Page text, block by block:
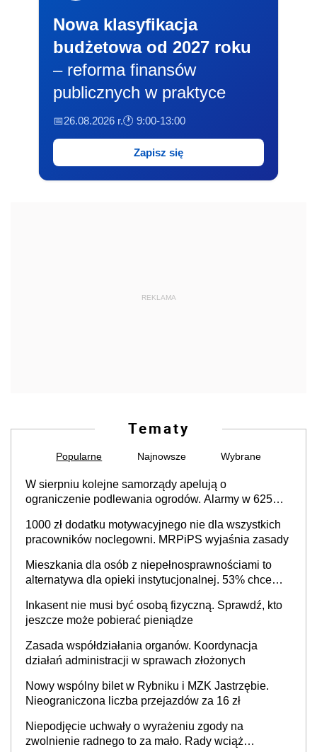
Nowa klasyfikacja
budżetowa od 2027 roku
– reforma finansów
publicznych w praktyce
📅26.08.2026 r.🕐 9:00-13:00
Zapisz się
REKLAMA
Tematy
Popularne Najnowsze Wybrane
W sierpniu kolejne samorządy apelują o
ograniczenie podlewania ogrodów. Alarmy w 625
cały kraj
1000 zł dodatku motywacyjnego nie dla wszystkich
pracowników noclegowni. MRPiPS wyjaśnia zasady
Mieszkania dla osób z niepełnosprawnościami to
alternatywa dla opieki instytucjonalnej. 53% chce
Inkasent nie musi być osobą fizyczną. Sprawdź, kto
jeszcze może pobierać pieniądze
Zasada współdziałania organów. Koordynacja
działań administracji w sprawach złożonych
Nowy wspólny bilet w Rybniku i MZK Jastrzębie.
Nieograniczona liczba przejazdów za 16 zł
Niepodjęcie uchwały o wyrażeniu zgody na
zwolnienie radnego to za mało. Rady wciąż